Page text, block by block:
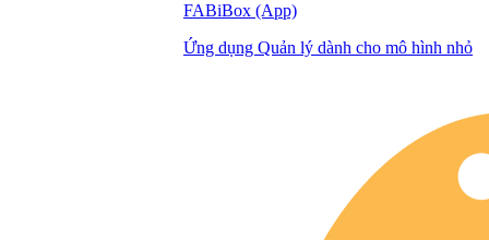
FABiBox (App)
Ứng dụng Quản lý dành cho mô hình nhỏ